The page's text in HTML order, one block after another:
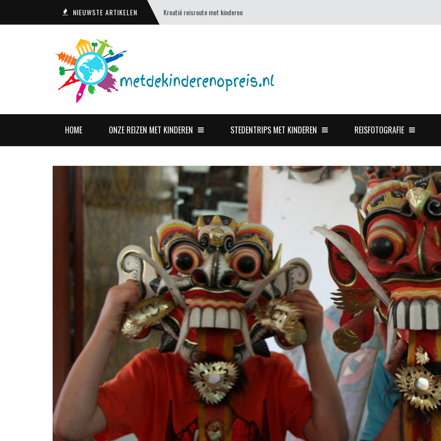
NIEUWSTE ARTIKELEN Kroatië reisroute met kinderen
HOME ONZE REIZEN MET KINDEREN STEDENTRIPS MET KINDEREN REISFOTOGRAFIE